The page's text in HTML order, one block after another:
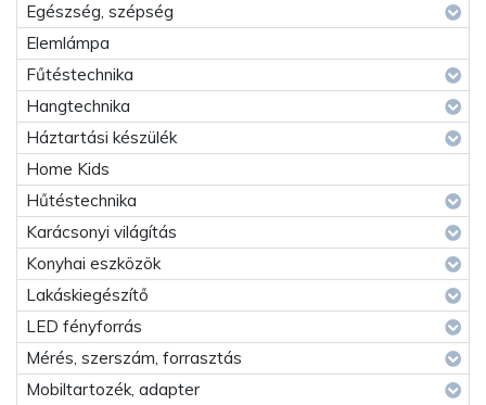
Egészség, szépség
Elemlámpa
Fűtéstechnika
Hangtechnika
Háztartási készülék
Home Kids
Hűtéstechnika
Karácsonyi világítás
Konyhai eszközök
Lakáskiegészítő
LED fényforrás
Mérés, szerszám, forrasztás
Mobiltartozék, adapter